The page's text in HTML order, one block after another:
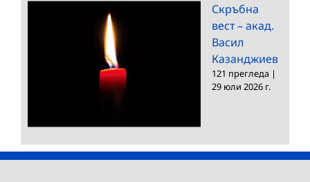
Скръбна
вест – акад.
Васил
Казанджиев
121 прегледа |
29 юли 2026 г.